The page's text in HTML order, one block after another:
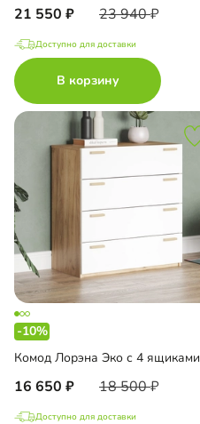
21 550 23 940
Доступно для доставки
В корзину
-10%
Комод Лорэна Эко с 4 ящиками
16 650 18 500
Доступно для доставки